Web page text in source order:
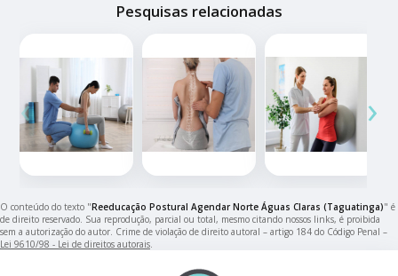
Pesquisas relacionadas
‹ ›
O conteúdo do texto "Reeducação Postural Agendar Norte Águas Claras (Taguatinga)" é
de direito reservado. Sua reprodução, parcial ou total, mesmo citando nossos links, é proibida
sem a autorização do autor. Crime de violação de direito autoral – artigo 184 do Código Penal –
Lei 9610/98 - Lei de direitos autorais.